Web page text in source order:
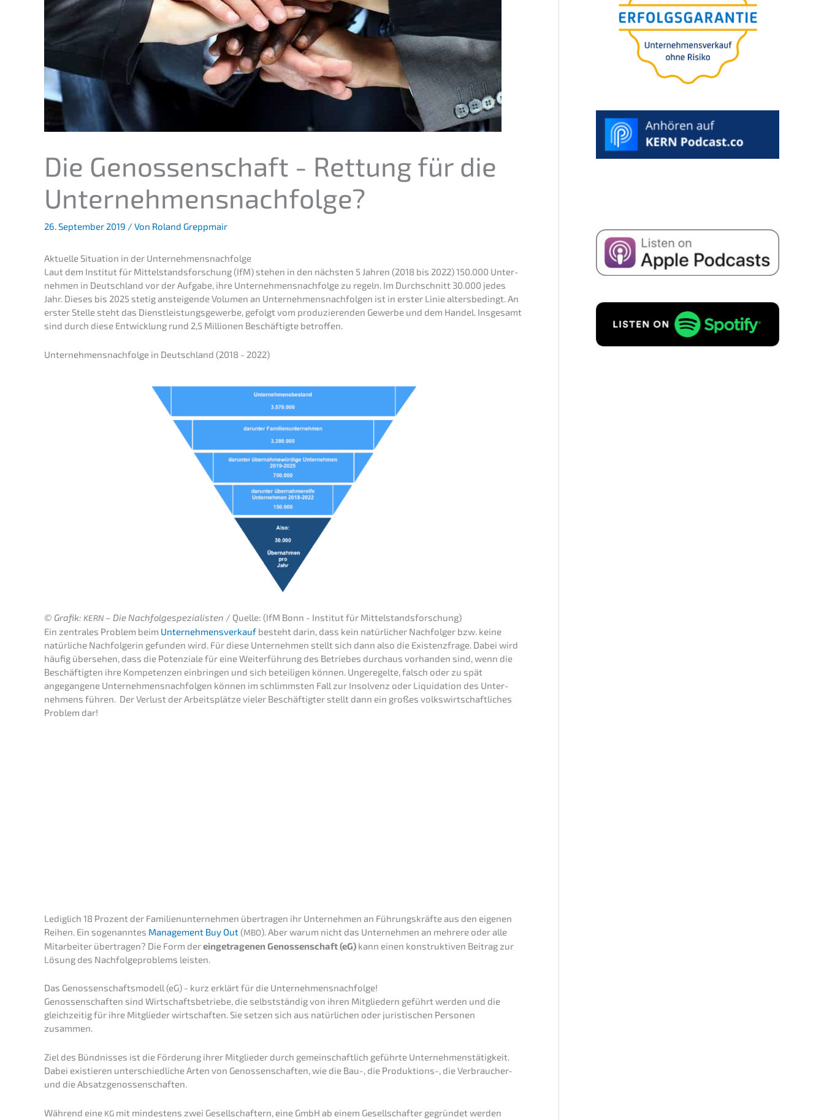
Die Genos­sen­schaft - Rettung für die
Unternehmensnachfolge?
26. September 2019 / Von Roland Greppmair
Aktuel­le Situa­ti­on in der Unternehmensnachfolge
Laut dem Insti­tut für Mittel­stands­for­schung (IfM) stehen in den nächs­ten 5 Jahren (2018 bis 2022) 150.000 Unter­
neh­men in Deutsch­land vor der Aufga­be, ihre Unternehmens­nachfolge zu regeln. Im Durch­schnitt 30.000 jedes
Jahr. Dieses bis 2025 stetig anstei­gen­de Volumen an Unter­neh­mens­nach­fol­gen ist in erster Linie alters­be­dingt. An
erster Stelle steht das Dienst­leis­tungs­ge­wer­be, gefolgt vom produ­zie­ren­den Gewer­be und dem Handel. Insge­samt
sind durch diese Entwick­lung rund 2,5 Millio­nen Beschäf­tig­te betroffen.
Unternehmens­nachfolge in Deutsch­land (2018 - 2022)
© Grafik: KERN – Die Nachfolge­spezialisten / Quelle: (IfM Bonn - Insti­tut für Mittelstandsforschung)
Ein zentra­les Problem beim Unter­nehmens­verkauf besteht darin, dass kein natür­li­cher Nachfol­ger bzw. keine
natür­li­che Nachfol­ge­rin gefun­den wird. Für diese Unter­neh­men stellt sich dann also die Existenz­fra­ge. Dabei wird
häufig überse­hen, dass die Poten­zia­le für eine Weiter­füh­rung des Betrie­bes durch­aus vorhan­den sind, wenn die
Beschäf­tig­ten ihre Kompe­ten­zen einbrin­gen und sich betei­li­gen können. Ungere­gel­te, falsch oder zu spät
angegan­ge­ne Unter­neh­mens­nach­fol­gen können im schlimms­ten Fall zur Insol­venz oder Liqui­da­ti­on des Unter­
neh­mens führen. Der Verlust der Arbeits­plät­ze vieler Beschäf­tig­ter stellt dann ein großes volks­wirt­schaft­li­ches
Problem dar!
Ledig­lich 18 Prozent der Famili­en­un­ter­neh­men übertra­gen ihr Unter­neh­men an Führungs­kräf­te aus den eigenen
Reihen. Ein sogenann­tes Manage­ment Buy Out (MBO). Aber warum nicht das Unter­neh­men an mehre­re oder alle
Mitar­bei­ter übertra­gen? Die Form dereinge­tra­ge­nen Genos­sen­schaft (eG) kann einen konstruk­ti­ven Beitrag zur
Lösung des Nachfol­ge­pro­blems leisten.
Das Genos­sen­schafts­mo­dell (eG) - kurz erklärt für die Unternehmensnachfolge!
Genos­sen­schaf­ten sind Wirtschafts­be­trie­be, die selbst­stän­dig von ihren Mitglie­dern geführt werden und die
gleich­zei­tig für ihre Mitglie­der wirtschaf­ten. Sie setzen sich aus natür­li­chen oder juris­ti­schen Perso­nen
zusammen.
Ziel des Bündnis­ses ist die Förde­rung ihrer Mitglie­der durch gemein­schaft­lich geführ­te Unter­neh­mens­tä­tig­keit.
Dabei existie­ren unter­schied­li­che Arten von Genos­sen­schaf­ten, wie die Bau-, die Produk­ti­ons-, die Verbrau­cher-
und die Absatzgenossenschaften.
Während eine KG mit mindes­tens zwei Gesell­schaf­tern, eine GmbH ab einem Gesell­schaf­ter gegrün­det werden
Unternehmens-
verkauf (M&A) ohne
Risiko und
WUNSCHTERMIN
AUSWÄHLEN >